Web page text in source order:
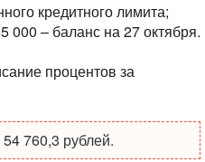
кредитного лимита;
000 – баланс на 27 октября.
процентов за
760,3 рублей.